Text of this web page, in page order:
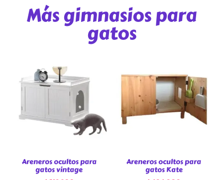
Más gimnasios para
gatos
Areneros ocultos para
gatos vintage
Areneros ocultos para
gatos Kate